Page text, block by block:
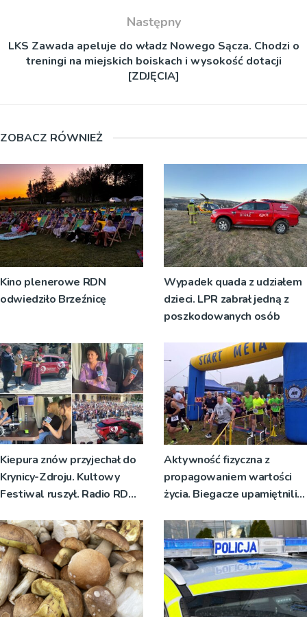
Następny
LKS Zawada apeluje do władz Nowego Sącza. Chodzi o
treningi na miejskich boiskach i wysokość dotacji
[ZDJĘCIA]
ZOBACZ RÓWNIEŻ
Kino plenerowe RDN
odwiedziło Brzeźnicę
Wypadek quada z udziałem
dzieci. LPR zabrał jedną z
poszkodowanych osób
Kiepura znów przyjechał do
Krynicy-Zdroju. Kultowy
Festiwal ruszył. Radio RDN
[ZDJĘCIA]
Aktywność fizyczna z
propagowaniem wartości
życia. Biegacze upamiętnili